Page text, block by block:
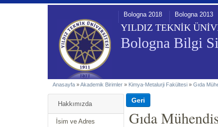
YILDIZ TEKNİK
Bologna Bilgi
Bologna 2018 Bologna 2013
Anasayfa »Akademik Birimler » Kimya-Metalurji Fakültesi » Gıda
Hakkımızda
İsim ve Adres Gıda